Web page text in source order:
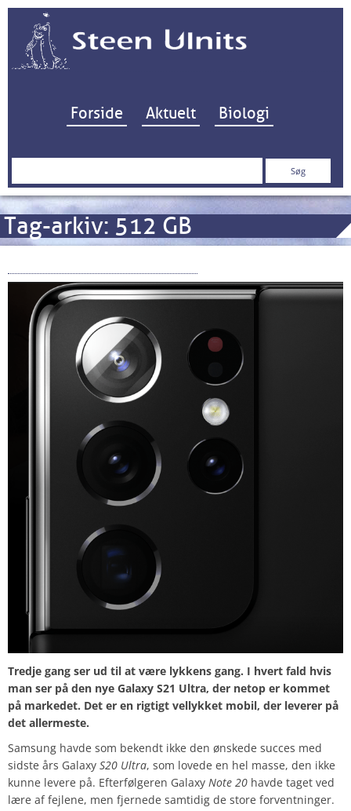
Hop til indhold
Forside Aktuelt Biologi
Søg
Tag-arkiv: 512 GB
Tredje gang ser ud til at være lykkens gang. I hvert fald hvis
man ser på den nye Galaxy S21 Ultra, der netop er kommet
på markedet. Det er en rigtigt vellykket mobil, der leverer på
det allermeste.
Samsung havde som bekendt ikke den ønskede succes med
sidste års Galaxy S20 Ultra, som lovede en hel masse, den ikke
kunne levere på. Efterfølgeren Galaxy Note 20 havde taget ved
lære af fejlene, men fjernede samtidig de store forventninger.